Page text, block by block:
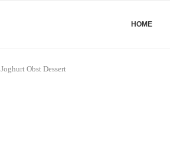
HOME
Joghurt Obst Dessert